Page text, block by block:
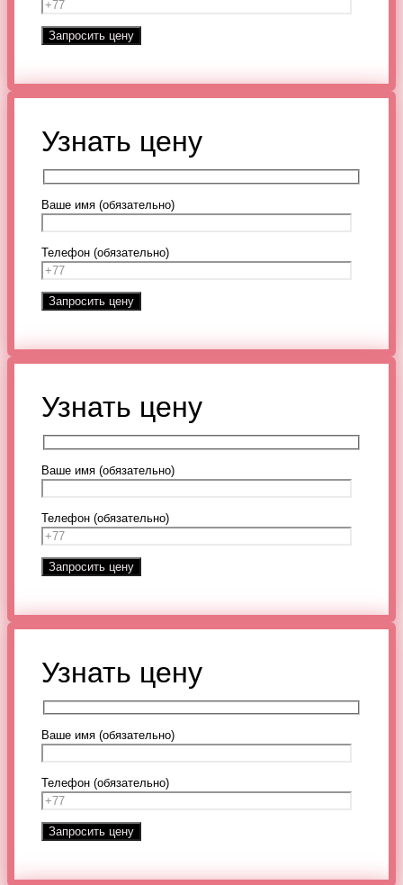
Узнать цену
Ваше имя (обязательно)
Телефон (обязательно)
Узнать цену
Ваше имя (обязательно)
Телефон (обязательно)
Узнать цену
Ваше имя (обязательно)
Телефон (обязательно)